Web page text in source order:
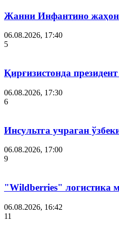
Жанни Инфантино жаҳон
06.08.2026, 17:40
5
Қирғизистонда
06.08.2026, 17:30
6
Инсультга учраган
06.08.2026, 17:00
9
"Wildberries" логистика
06.08.2026, 16:42
11